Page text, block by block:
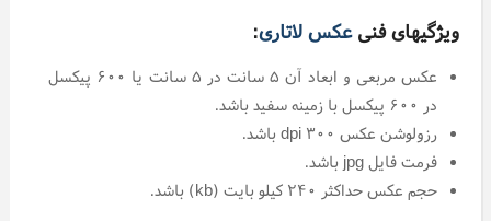
ویژگیهای فنیعکس لاتاری:
عکس مربعی و ابعاد آن ۵ سانت در ۵ سانت یا ۶۰۰ پیکسل
در ۶۰۰ پیکسل با زمینه سفید باشد.
رزولوشن عکس ۳۰۰ dpi باشد.
فرمت فایل jpg باشد.
حجم عکس حداکثر ۲۴۰ کیلو بایت (kb) باشد.